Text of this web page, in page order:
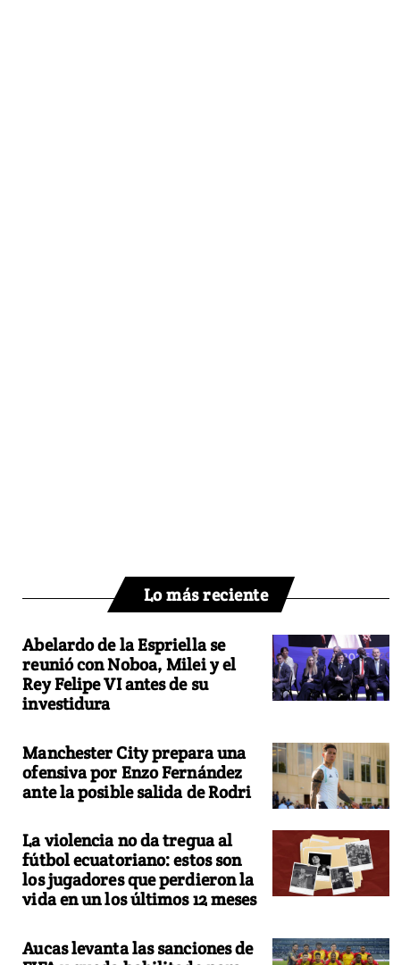
Lo más reciente
Abelardo de la Espriella se
reunió con Noboa, Milei y el
Rey Felipe VI antes de su
investidura
Manchester City prepara una
ofensiva por Enzo Fernández
ante la posible salida de Rodri
La violencia no da tregua al
fútbol ecuatoriano: estos son
los jugadores que perdieron la
vida en un los últimos 12 meses
Aucas levanta las sanciones de